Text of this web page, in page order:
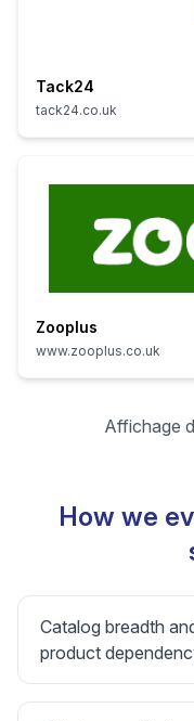
Tack24
tack24.co.uk
Zooplus
www.zooplus.co.uk
Affichage
How we
Catalog breadth
product